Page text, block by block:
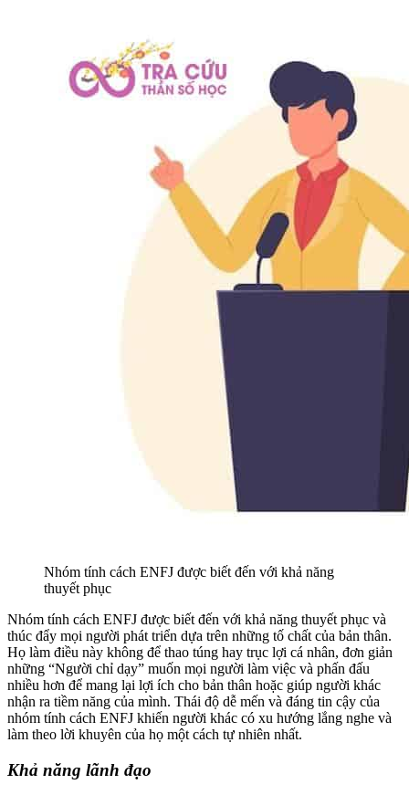
Nhóm tính cách ENFJ được biết đến với khả năng
thuyết phục
Nhóm tính cách ENFJ được biết đến với khả năng thuyết phục và
thúc đẩy mọi người phát triển dựa trên những tố chất của bản thân.
Họ làm điều này không để thao túng hay trục lợi cá nhân, đơn giản
những “Người chỉ dạy” muốn mọi người làm việc và phấn đấu
nhiều hơn để mang lại lợi ích cho bản thân hoặc giúp người khác
nhận ra tiềm năng của mình. Thái độ dễ mến và đáng tin cậy của
nhóm tính cách ENFJ khiến người khác có xu hướng lắng nghe và
làm theo lời khuyên của họ một cách tự nhiên nhất.
Khả năng lãnh đạo